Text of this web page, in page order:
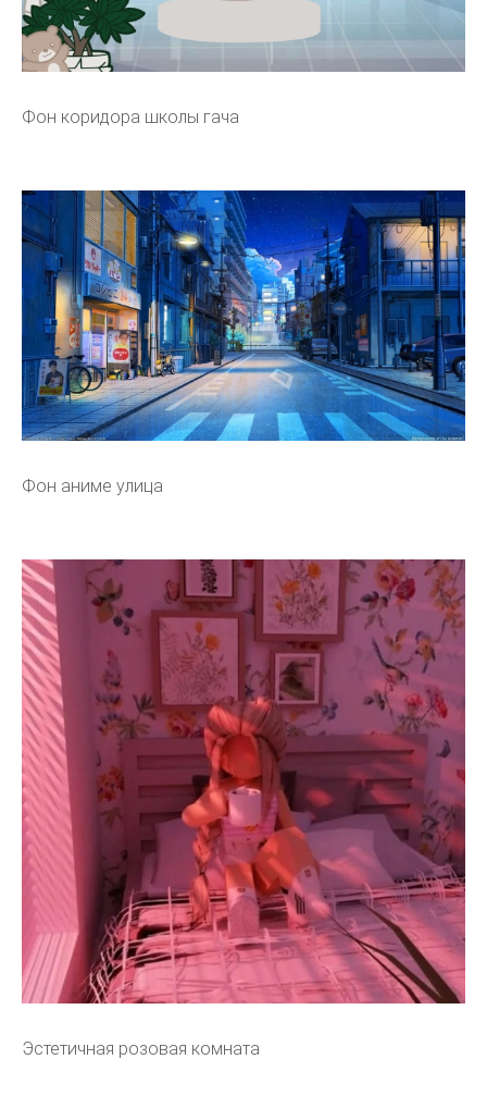
Фон коридора школы гача
Фон аниме улица
Эстетичная розовая комната